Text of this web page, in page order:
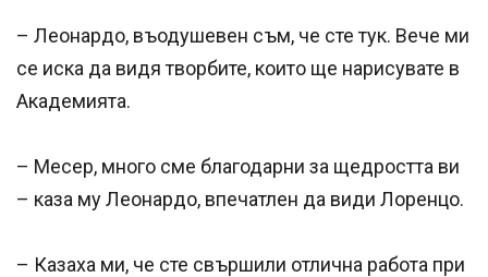
– Леонардо, въодушевен съм, че сте тук. Вече ми
се иска да видя творбите, които ще нарисувате в
Академията.
– Месер, много сме благодарни за щедростта ви
– каза му Леонардо, впечатлен да види Лоренцо.
– Казаха ми, че сте свършили отлична работа при